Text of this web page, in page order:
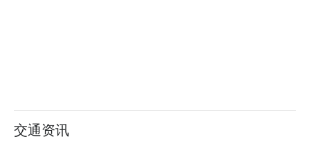
交通资讯